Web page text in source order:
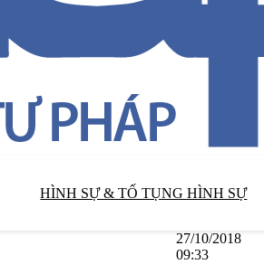
HÌNH SỰ & TỐ TỤNG HÌNH SỰ
27/10/2018
09:33